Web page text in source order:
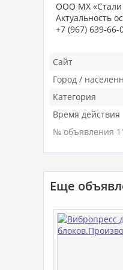
ООО МХ «Стали
Актуальность
+7 (967) 639-
Сайт
Город /
Категория
Время действия
№ объявления
Еще